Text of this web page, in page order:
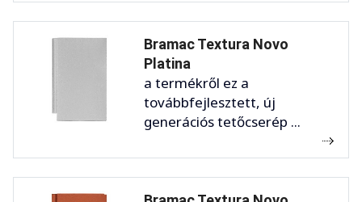
Bramac Textura Novo
Platina
a termékről ez a
továbbfejlesztett, új
generációs tetőcserép ...